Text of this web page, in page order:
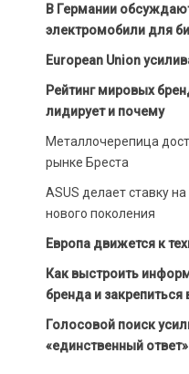
В Германии
электромобили для
European Union
Рейтинг мировых
лидирует и почему
Металлочерепица
рынке Бреста
ASUS делает ставку
нового поколения
Европа движется к
Как выстроить
бренда и
Голосовой поиск
«единственный ответ»